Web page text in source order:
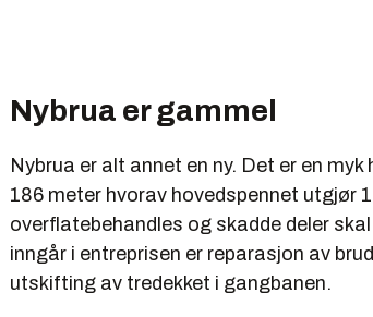
Nybrua er gammel
Nybrua er alt annet en ny. Det er en
186 meter hvorav hovedspennet utgjør
overflatebehandles og skadde deler
inngår i entreprisen er reparasjon av
utskifting av tredekket i gangbanen.